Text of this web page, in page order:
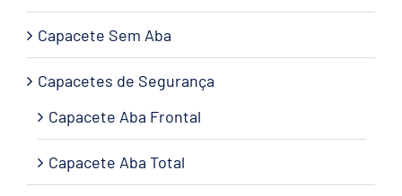
Capacete Sem Aba
Capacetes de Segurança
Capacete Aba Frontal
Capacete Aba Total